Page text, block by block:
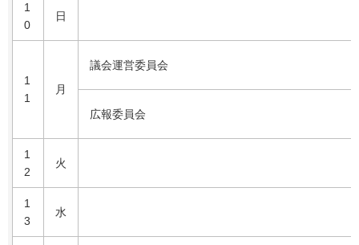
1
0
日
1
1
月
議会運営委員会
広報委員会
1
2
火
1
3
水